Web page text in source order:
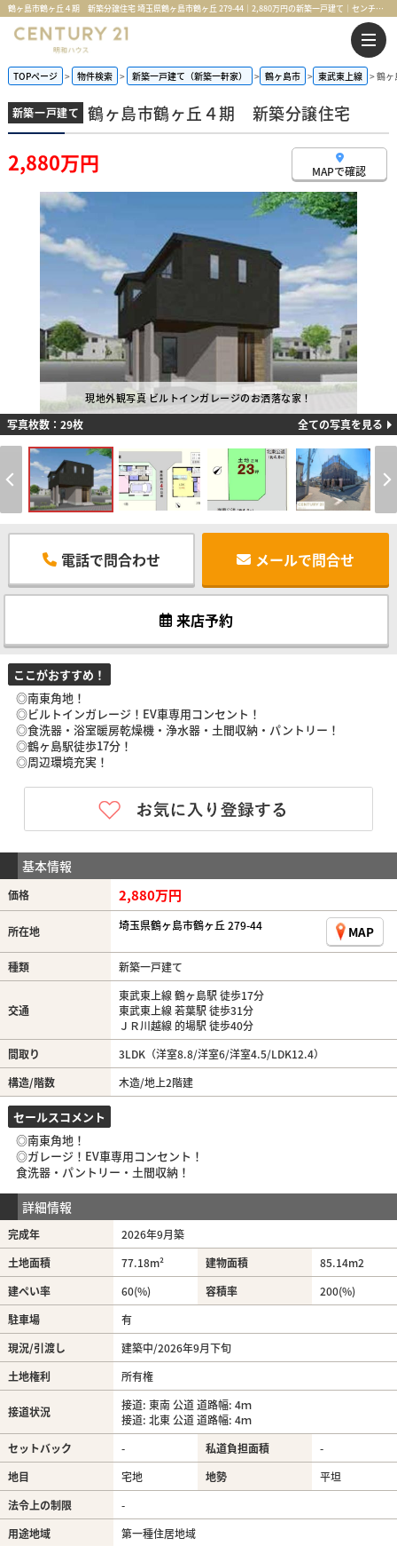
鶴ヶ島市鶴ヶ丘４期 新築分譲住宅 埼玉県鶴ヶ島市鶴ヶ丘 279-44｜2,880万円の新築一戸建て｜センチュリー21明和ハウス
TOPページ 物件検索 新築一戸建て（新築一軒家） 鶴ヶ島市 東武東上線 鶴
新築一戸建て 鶴ヶ島市鶴ヶ丘４期 新築分譲住宅
2,880万円 MAPで確認
現地外観写真 ビルトインガレージのお洒落な家！
写真枚数：29枚 全ての写真を見る
電話で問合わせ メールで問合せ
来店予約
ここがおすすめ！
◎南東角地！
◎ビルトインガレージ！EV車専用コンセント！
◎食洗器・浴室暖房乾燥機・浄水器・土間収納・パントリー！
◎鶴ヶ島駅徒歩17分！
◎周辺環境充実！
基本情報
価格 2,880万円
所在地 埼玉県鶴ヶ島市鶴ヶ丘 279-44 MAP
種類 新築一戸建て
交通
東武東上線 鶴ヶ島駅 徒歩17分
東武東上線 若葉駅 徒歩31分
ＪＲ川越線 的場駅 徒歩40分
間取り
3LDK（洋室8.8/洋室6/洋室4.5/LDK12.4）
構造/階数
木造/地上2階建
セールスコメント
◎南東角地！
◎ガレージ！EV車専用コンセント！
食洗器・パントリー・土間収納！
詳細情報
完成年
2026年9月築
土地面積
77.18m² 建物面積 85.14m2
建ぺい率
60(%) 容積率
200(%)
駐車場
有
現況/引渡し
建築中/2026年9月下旬
土地権利
所有権
接道状況
接道: 東南 公道 道路幅: 4ｍ
接道: 北東 公道 道路幅: 4ｍ
セットバック
- 私道負担面積
-
地目
宅地 地勢
平坦
法令上の制限
-
用途地域
第一種住居地域